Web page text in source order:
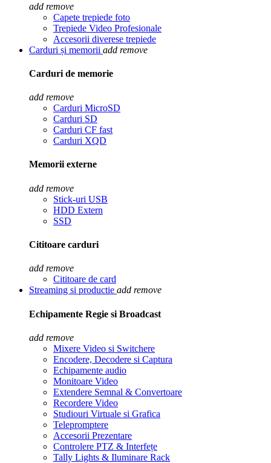
add remove
Capete trepiede foto
Trepiede Video Profesionale
Accesorii diverese trepiede
Carduri și memorii add remove
Carduri de memorie
add remove
Carduri MicroSD
Carduri SD
Carduri CF fast
Carduri XQD
Memorii externe
add remove
Stick-uri USB
HDD Extern
SSD
Cititoare carduri
add remove
Cititoare de card
Streaming si productie add remove
Echipamente Regie si Broadcast
add remove
Mixere Video si Switchere
Encodere, Decodere si Captura
Echipamente audio
Monitoare Video
Extendere Semnal & Convertoare
Recordere Video
Studiouri Virtuale si Grafica
Telepromptere
Accesorii Prezentare
Controlere PTZ & Interfețe
Tally Lights & Iluminare Rack